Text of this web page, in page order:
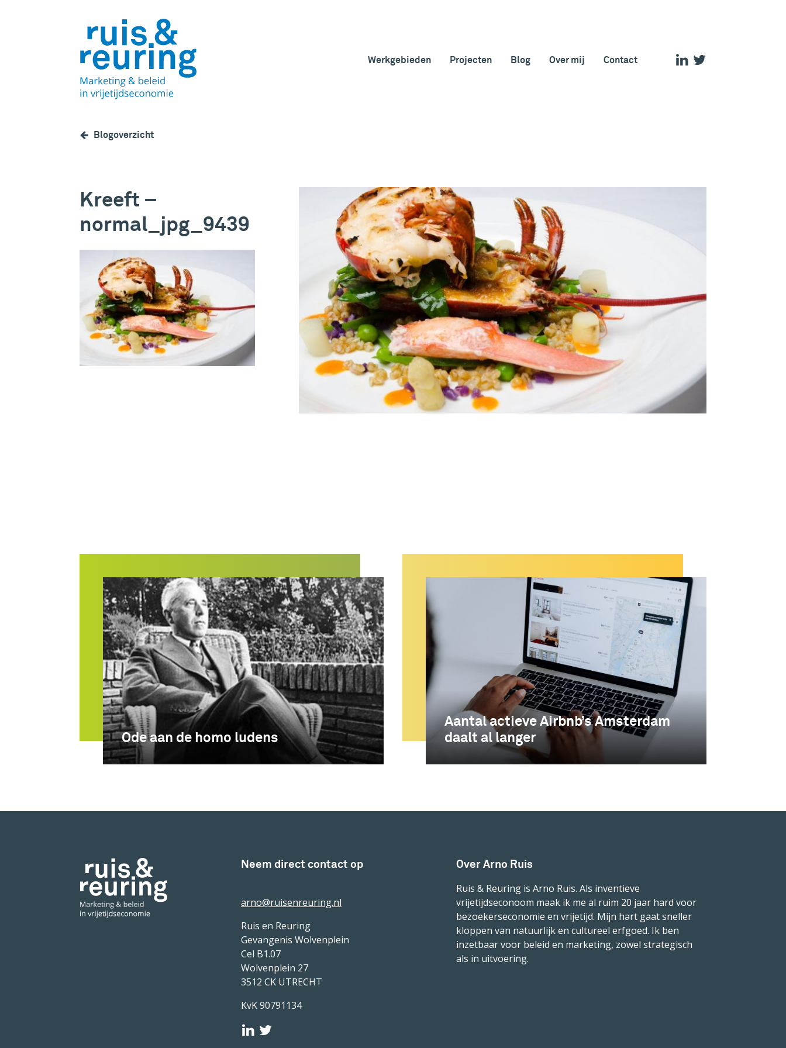
Werkgebieden Projecten Blog Over mij Contact
Blogoverzicht
Kreeft –
normal_jpg_9439
Ode aan de homo ludens
Aantal actieve Airbnb’s Amsterdam
daalt al langer
Neem direct contact op
arno@ruisenreuring.nl
Ruis en Reuring
Gevangenis Wolvenplein
Cel B1.07
Wolvenplein 27
3512 CK UTRECHT
KvK 90791134
Over Arno Ruis
Ruis & Reuring is Arno Ruis. Als inventieve
vrijetijdseconoom maak ik me al ruim 20 jaar hard voor
bezoekerseconomie en vrijetijd. Mijn hart gaat sneller
kloppen van natuurlijk en cultureel erfgoed. Ik ben
inzetbaar voor beleid en marketing, zowel strategisch
als in uitvoering.